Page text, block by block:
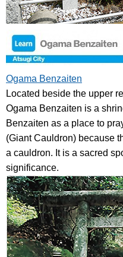
Ogama Benzaiten
Located beside the upper
Ogama Benzaiten is a
Benzaiten as a place to
(Giant Cauldron) because
a cauldron. It is a sacred
significance.